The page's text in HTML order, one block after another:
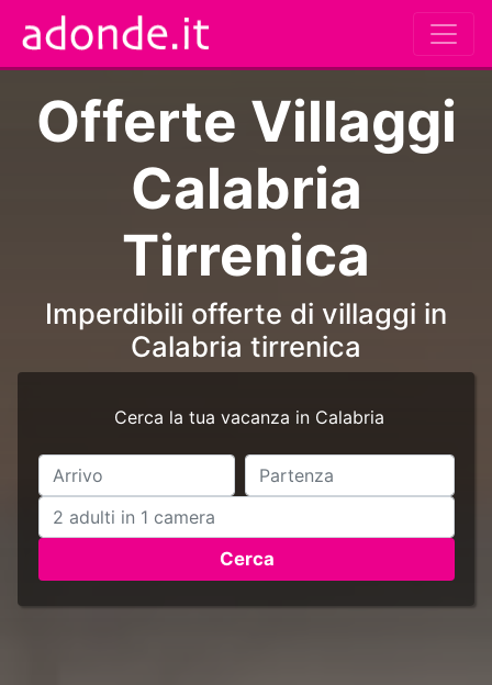
Offerte Villaggi
Calabria
Tirrenica
Imperdibili offerte di villaggi in
Calabria tirrenica
Cerca la tua vacanza in Calabria
Cerca